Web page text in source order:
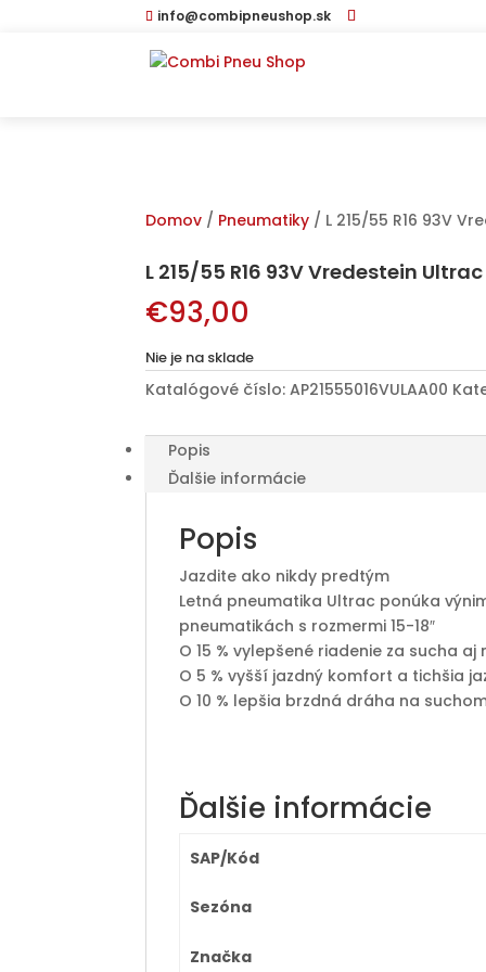
info@combipneushop.sk
Domov / Pneumatiky / L 215/55 R16 93V
L 215/55 R16 93V Vredestein
€93,00
Nie je na sklade
Katalógové číslo:AP21555016VULAA00
Popis
Ďalšie informácie
Popis
Jazdite ako nikdy predtým
Letná pneumatika Ultrac ponúka
pneumatikách s rozmermi 15-18″
O 15 % vylepšené riadenie za sucha aj
O 5 % vyšší jazdný komfort a tichšia
O 10 % lepšia brzdná dráha na
Ďalšie informácie
SAP/Kód
Sezóna
Značka